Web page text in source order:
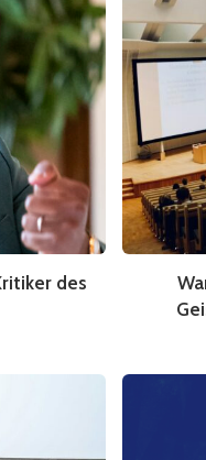
des